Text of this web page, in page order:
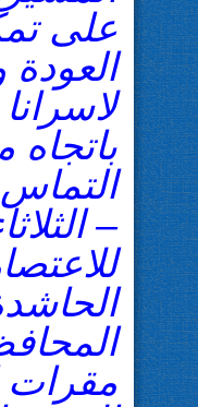
على
التماس
مقرات